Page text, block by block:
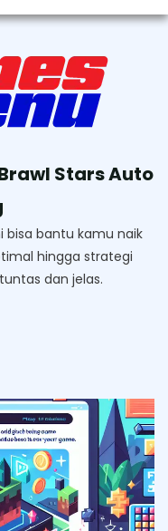
Stars Auto
bisa bantu kamu naik
hingga strategi
dan jelas.